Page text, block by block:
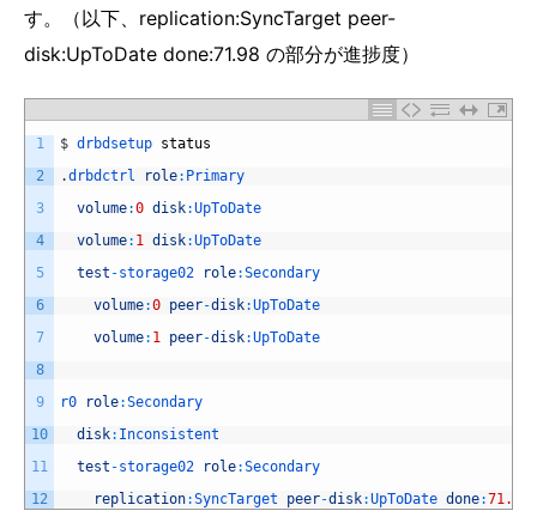
す。（以下、replication:SyncTarget peer-
disk:UpToDate done:71.98 の部分が進捗度）
1
2
3
4
5
6
7
8
9
10
11
12
$ drbdsetup status
.drbdctrl role: Primary
volume:0 disk:UpToDate
volume: 1 disk:UpToDate
test -storage02 role:Secondary
volume:0 peer-disk:UpToDate
volume: 1 peer-disk:UpToDate
r0 role:Secondary
disk: Inconsistent
test -storage02 role:Secondary
replication:SyncTarget peer-disk:UpToDate done:71.98